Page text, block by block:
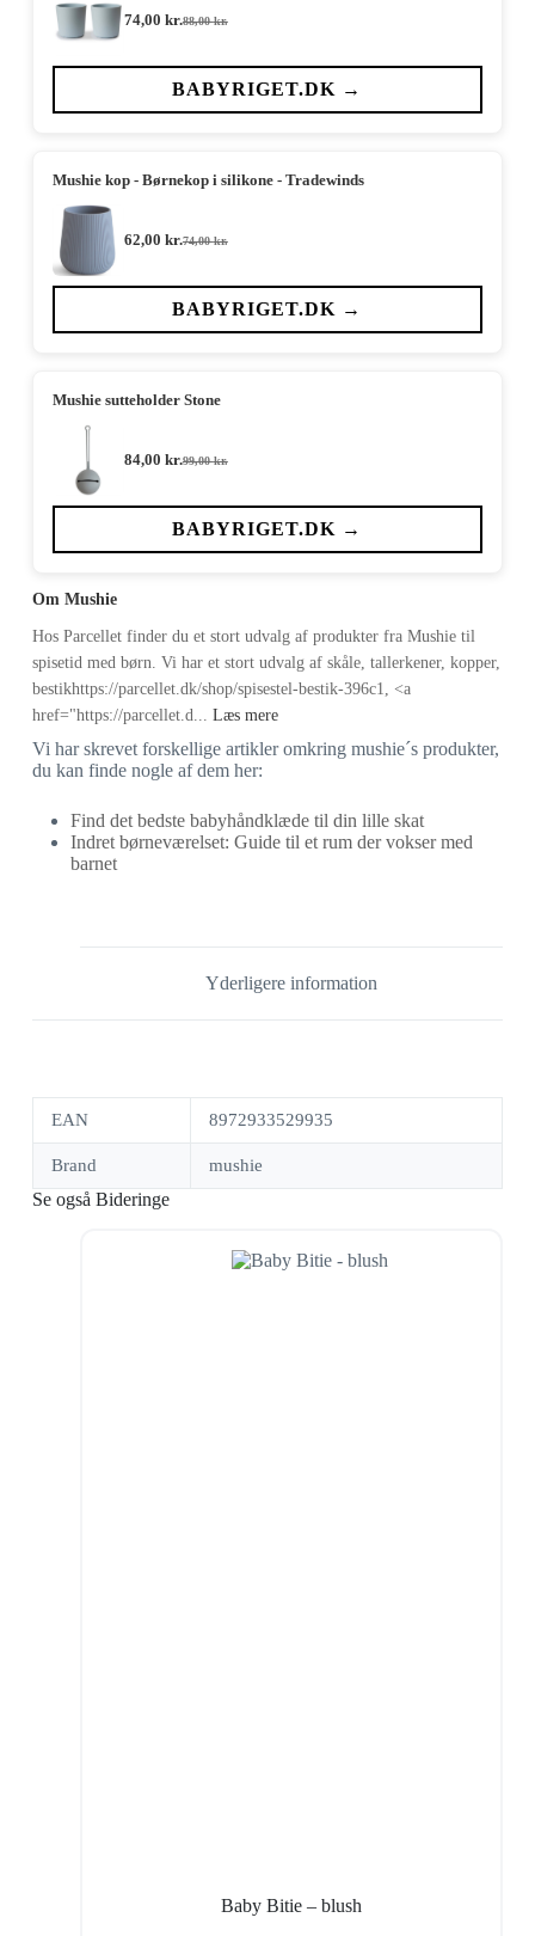
88,00kr.
Den
pris
var:
74,00 kr.Den
pris
er:
BABYRIGET.DK →
Mushie kop - Børnekop i silikone - Tradewinds
74,00kr.
Den
pris
var:
62,00 kr.Den
pris
er:
BABYRIGET.DK →
Mushie sutteholder Stone
99,00kr.
Den
pris
var:
84,00 kr.Den
pris
er:
BABYRIGET.DK →
Om Mushie
Hos Parcellet finder du et stort udvalg af produkter fra Mushie til
spisetid med børn. Vi har et stort udvalg af skåle, tallerkener, kopper,
bestikhttps://parcellet.dk/shop/spisestel-bestik-396c1, <a
href="https://parcellet.d... Læs mere
Vi har skrevet forskellige artikler omkring mushie´s produkter,
du kan finde nogle af dem her:
Find det bedste babyhåndklæde til din lille skat
Indret børneværelset: Guide til et rum der vokser med
barnet
Yderligere information
EAN 8972933529935
Brand mushie
Se også Bideringe
Baby Bitie – blush